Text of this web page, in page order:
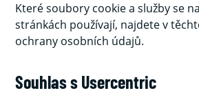
Které soubory cookie a služby se
stránkách používají, najdete v
ochrany osobních údajů.
Souhlas s Usercentric